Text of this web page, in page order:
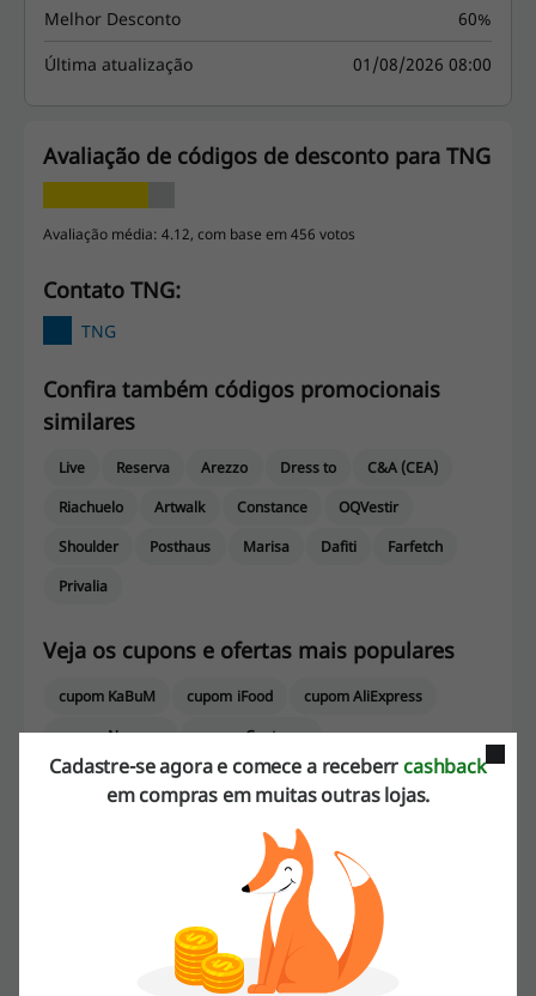
Melhor Desconto
60%
Última atualização
01/08/2026 08:00
Avaliação de códigos de desconto para TNG
Avaliação média: 4.12, com base em 456 votos
Contato TNG:
TNG
Confira também códigos promocionais
similares
Live Reserva Arezzo Dress to
C&A (CEA)
Riachuelo
Artwalk Constance
OQVestir
Shoulder
Posthaus Marisa Dafiti
Farfetch
Privalia
Veja os cupons e ofertas mais populares
cupom KaBuM cupom iFood
cupom AliExpress
cupom Nuuvem
cupom Centauro
Cadastre-se agora e comece a receberr cashback
em compras em muitas outras lojas.